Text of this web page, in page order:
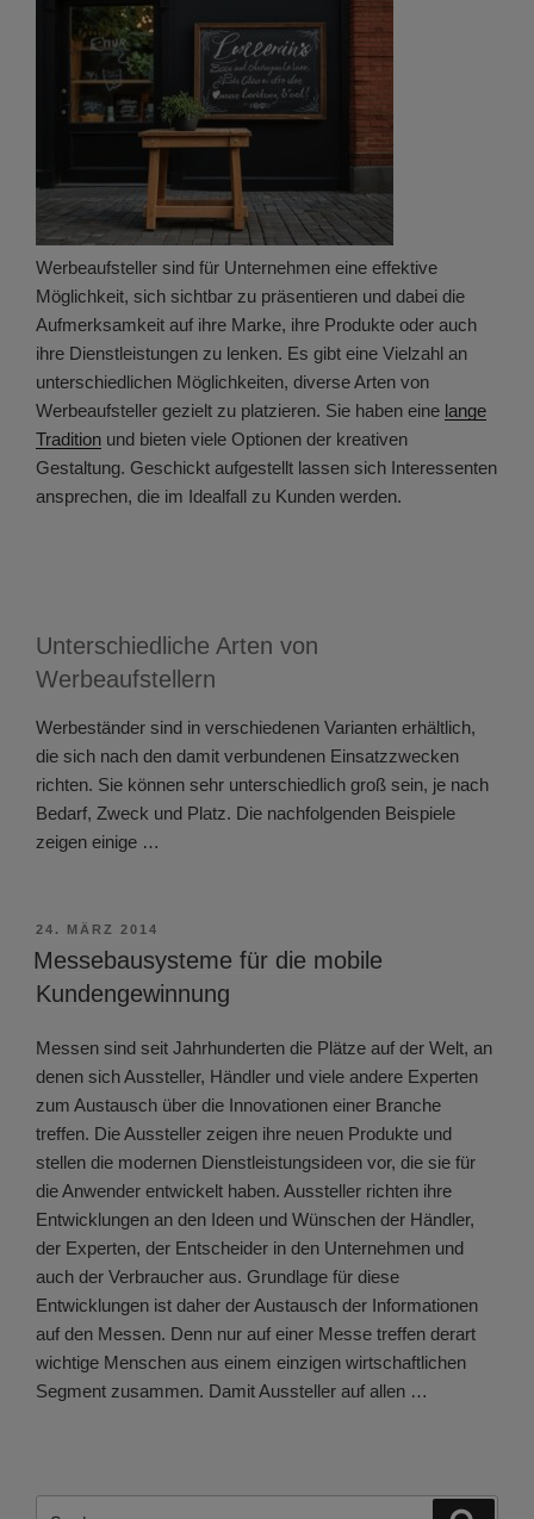
Werbeaufsteller sind für Unternehmen eine effektive
Möglichkeit, sich sichtbar zu präsentieren und dabei die
Aufmerksamkeit auf ihre Marke, ihre Produkte oder auch
ihre Dienstleistungen zu lenken. Es gibt eine Vielzahl an
unterschiedlichen Möglichkeiten, diverse Arten von
Werbeaufsteller gezielt zu platzieren. Sie haben eine lange
Tradition und bieten viele Optionen der kreativen
Gestaltung. Geschickt aufgestellt lassen sich Interessenten
ansprechen, die im Idealfall zu Kunden werden.
Unterschiedliche Arten von
Werbeaufstellern
Werbeständer sind in verschiedenen Varianten erhältlich,
die sich nach den damit verbundenen Einsatzzwecken
richten. Sie können sehr unterschiedlich groß sein, je nach
Bedarf, Zweck und Platz. Die nachfolgenden Beispiele
zeigen einige …
VERÖFFENTLICHT
AM
24. MÄRZ 2014
Messebausysteme für die mobile
Kundengewinnung
Messen sind seit Jahrhunderten die Plätze auf der Welt, an
denen sich Aussteller, Händler und viele andere Experten
zum Austausch über die Innovationen einer Branche
treffen. Die Aussteller zeigen ihre neuen Produkte und
stellen die modernen Dienstleistungsideen vor, die sie für
die Anwender entwickelt haben. Aussteller richten ihre
Entwicklungen an den Ideen und Wünschen der Händler,
der Experten, der Entscheider in den Unternehmen und
auch der Verbraucher aus. Grundlage für diese
Entwicklungen ist daher der Austausch der Informationen
auf den Messen. Denn nur auf einer Messe treffen derart
wichtige Menschen aus einem einzigen wirtschaftlichen
Segment zusammen. Damit Aussteller auf allen …